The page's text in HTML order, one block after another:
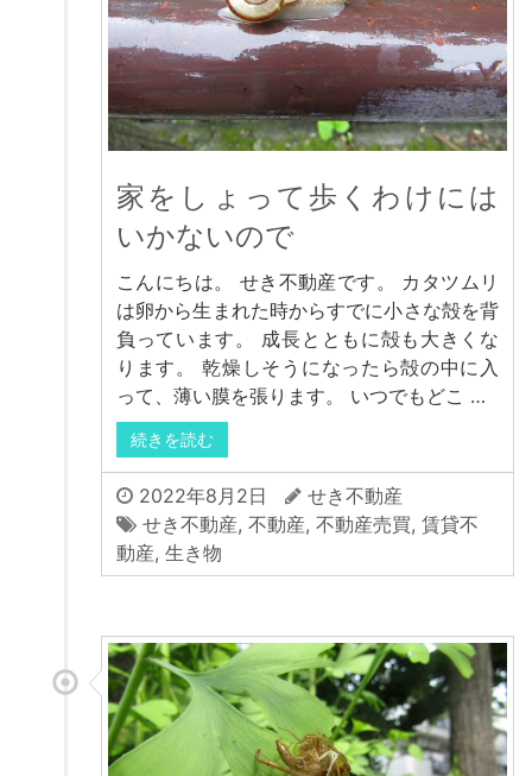
家をしょって歩くわけには
いかないので
こんにちは。 せき不動産です。 カタツムリ
は卵から生まれた時からすでに小さな殻を背
負っています。 成長とともに殻も大きくな
ります。 乾燥しそうになったら殻の中に入
って、薄い膜を張ります。 いつでもどこ …
続きを読む
2022年8月2日
せき不動産
せき不動産, 不動産, 不動産売買, 賃貸不
動産, 生き物